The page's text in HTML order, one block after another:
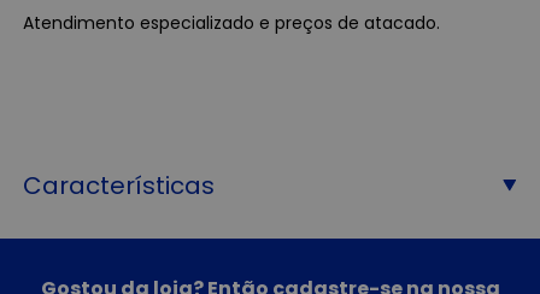
Atendimento especializado e preços de atacado.
Características